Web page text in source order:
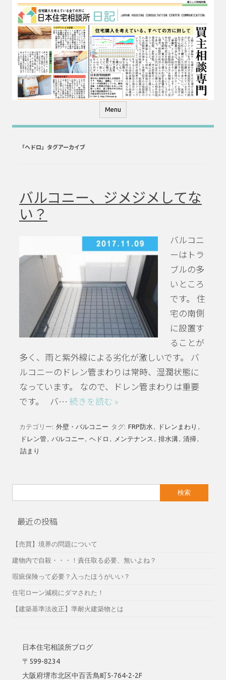
コ
テ
ン
ツ
へ
ス
キ
ッ
プ
Menu
「ヘドロ」タグアーカイブ
バルコニー、ジメジメしてな
い？
バルコニ
ーはトラ
ブルの多
いところ
です。 住
宅の南側
に設置す
ることが
多く、雨と紫外線による劣化が激しいです。 バ
ルコニーのドレン管まわりは常時、湿潤状態に
なっています。 なので、ドレン管まわりは重要
です。 バ… 続きを読む »
カテゴリー: 外壁・バルコニー タグ: FRP防水 , ドレンまわり ,
ドレン管, バルコニー , ヘドロ , メンテナンス , 排水溝, 清掃,
詰まり
索:
最近の投稿
【売買】境界の問題について
建物内で自殺・・・！責任取る必要、無いよね？
瑕疵保険って必要？入ったほうがいい？
住宅ローン減税にダマされた！
【建築基準法改正】準耐火建築物とは
日本住宅相談所ブログ
〒599-8234
大阪府堺市北区中百舌鳥町5-764-2-2F